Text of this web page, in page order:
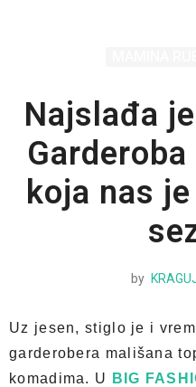
Najslađa
koja nas
by
Uz jesen, stiglo je i
garderobera mališana
komadima. U
BIG